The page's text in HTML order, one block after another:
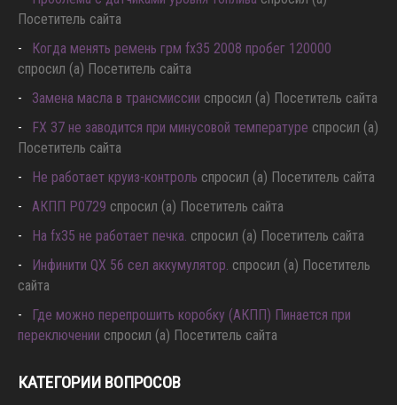
Посетитель сайта
Когда менять ремень грм fx35 2008 пробег 120000
спросил (а) Посетитель сайта
Замена масла в трансмиссии спросил (а) Посетитель сайта
FX 37 не заводится при минусовой температуре спросил (а)
Посетитель сайта
Не работает круиз-контроль спросил (а) Посетитель сайта
АКПП P0729 спросил (а) Посетитель сайта
Hа fx35 не работает печка. спросил (а) Посетитель сайта
Инфинити QX 56 сел аккумулятор. спросил (а) Посетитель
сайта
Где можно перепрошить коробку (АКПП) Пинается при
переключении спросил (а) Посетитель сайта
КАТЕГОРИИ ВОПРОСОВ